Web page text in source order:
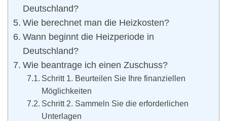
Deutschland?
Wie berechnet man die Heizkosten?
Wann beginnt die Heizperiode in
Deutschland?
Wie beantrage ich einen Zuschuss?
Schritt 1. Beurteilen Sie Ihre finanziellen
Möglichkeiten
Schritt 2. Sammeln Sie die erforderlichen
Unterlagen